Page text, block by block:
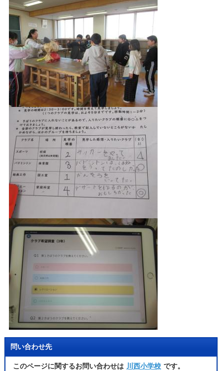
問い合わせ先
このページに関するお問い合わせは 川西小学校 です。